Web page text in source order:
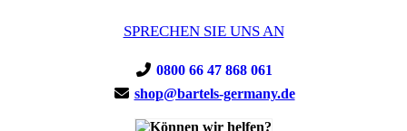
SPRECHEN SIE UNS AN
0800 66 47 868 061
shop@bartels-germany.de